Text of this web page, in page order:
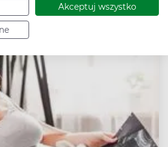
Akceptuj wszystko